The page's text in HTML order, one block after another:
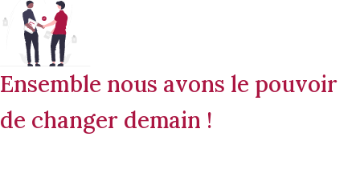
Ensemble nous avons le pouvoir
de changer demain !